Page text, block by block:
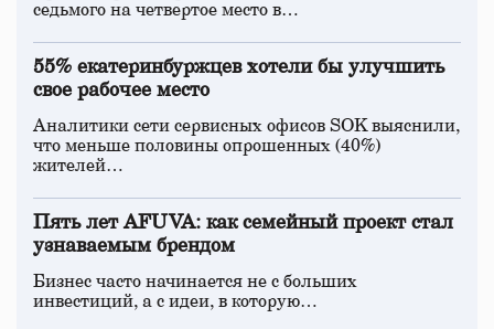
седьмого на четвертое место в…
55% екатеринбуржцев хотели бы улучшить
свое рабочее место
Аналитики сети сервисных офисов SOK выяснили,
что меньше половины опрошенных (40%)
жителей…
Пять лет AFUVA: как семейный проект стал
узнаваемым брендом
Бизнес часто начинается не с больших
инвестиций, а с идеи, в которую…